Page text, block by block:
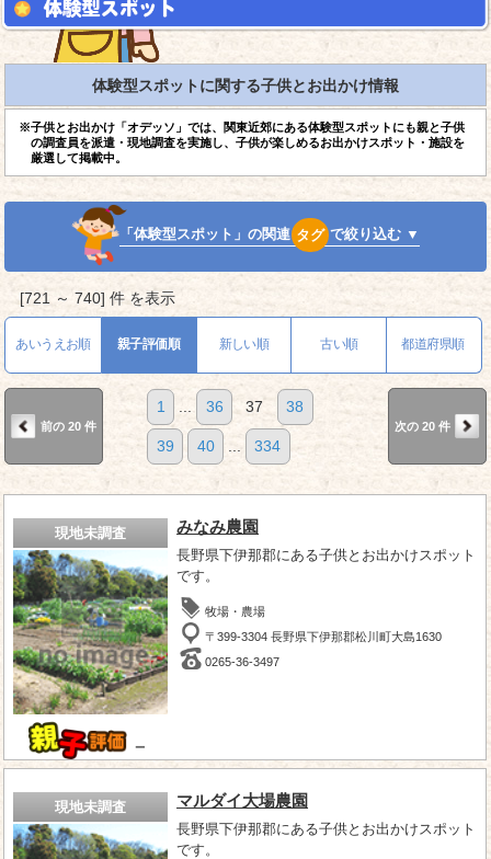
体験型スポットに関する子供とお出かけ情報
※子供とお出かけ「オデッソ」では、関東近郊にある体験型スポットにも親と子供
の調査員を派遣・現地調査を実施し、子供が楽しめるお出かけスポット・施設を
厳選して掲載中。
「体験型スポット」の関連 タグ で絞り込む ▼
[721 ～ 740] 件 を表示
あいうえお順 親子評価順 新しい順 古い順 都道府県順
前の 20 件
1 ... 36 37 38
39 40 ... 334
次の 20 件
現地未調査
－
みなみ農園
長野県下伊那郡にある子供とお出かけスポット
です。
牧場・農場
〒399-3304 長野県下伊那郡松川町大島1630
0265-36-3497
現地未調査 マルダイ大場農園
長野県下伊那郡にある子供とお出かけスポット
です。